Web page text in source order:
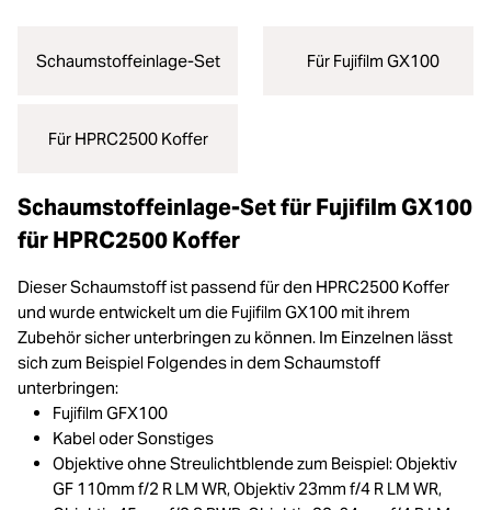
Schaumstoffeinlage-Set Für Fujifilm GX100
Für HPRC2500 Koffer
Schaumstoffeinlage-Set für Fujifilm GX100
für HPRC2500 Koffer
Dieser Schaumstoff ist passend für den HPRC2500 Koffer
und wurde entwickelt um die Fujifilm GX100 mit ihrem
Zubehör sicher unterbringen zu können. Im Einzelnen lässt
sich zum Beispiel Folgendes in dem Schaumstoff
unterbringen:
Fujifilm GFX100
Kabel oder Sonstiges
Objektive ohne Streulichtblende zum Beispiel: Objektiv
GF 110mm f/2 R LM WR, Objektiv 23mm f/4 R LM WR,